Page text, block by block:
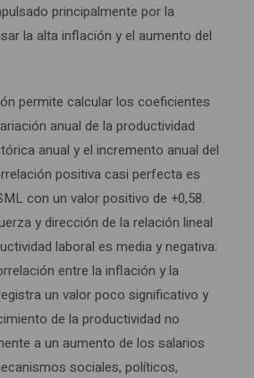
principalmente por la
la alta inflación y el aumento del
permite calcular los coeficientes
anual de la productividad
anual y el incremento anual del
positiva casi perfecta es
con un valor positivo de +0,58.
y dirección de la relación lineal
laboral es media y negativa:
entre la inflación y la
un valor poco significativo y
de la productividad no
a un aumento de los salarios
sociales, políticos,